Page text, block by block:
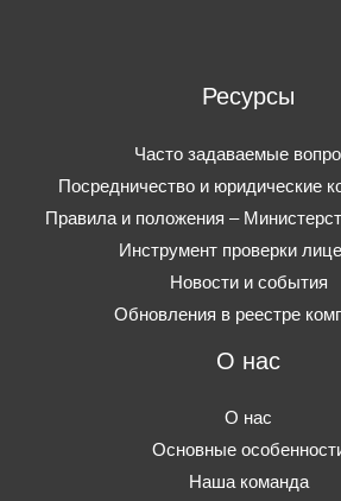
Ресурсы
Часто задаваемые
Посредничество и юридические
Правила и положения –
Инструмент проверки
Новости и события
Обновления в реестре
О нас
О нас
Основные
Наша команда